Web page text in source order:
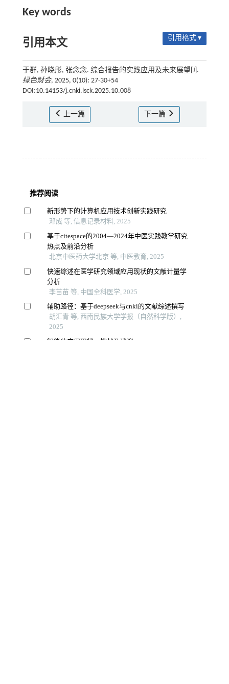
Key words
引用本文 引用格式 ▾
于群, 孙晓彤, 张念念. 综合报告的实践应用及未来展望[J].
绿色财会, 2025, 0(10): 27-30+54
DOI:10.14153/j.cnki.lsck.2025.10.008
上一篇 下一篇